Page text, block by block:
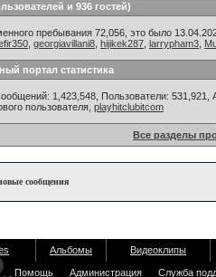
и 936 гостей)
пребывания 72,056, это было
georgiavillani8 hijikek287 larrypham3
портал статистика
1,423,548, Пользователи: 531,921,
пользователя, playhitclubitcom
Все разделы
сообщения
Альбомы Видеоклипы
Помощь Администрация Служба